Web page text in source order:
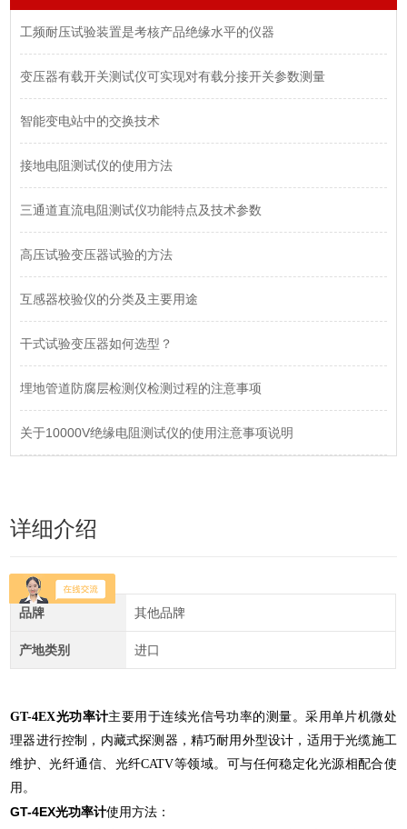
工频耐压试验装置是考核产品绝缘水平的仪器
变压器有载开关测试仪可实现对有载分接开关参数测量
智能变电站中的交换技术
接地电阻测试仪的使用方法
三通道直流电阻测试仪功能特点及技术参数
高压试验变压器试验的方法
互感器校验仪的分类及主要用途
干式试验变压器如何选型？
埋地管道防腐层检测仪检测过程的注意事项
关于10000V绝缘电阻测试仪的使用注意事项说明
详细介绍
品牌 其他品牌
产地类别 进口
GT-4EX光功率计主要用于连续光信号功率的测量。采用单片机微处
理器进行控制，内藏式探测器，精巧耐用外型设计，适用于光缆施工
维护、光纤通信、光纤CATV等领域。可与任何稳定化光源相配合使
用。
GT-4EX光功率计使用方法：